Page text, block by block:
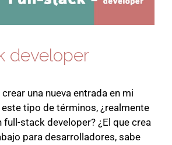
developer
una nueva entrada en mi
tipo de términos, ¿realmente
full-stack developer? ¿El que crea
para desarrolladores, sabe